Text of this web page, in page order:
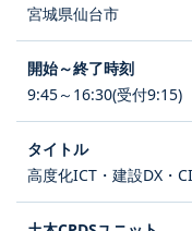
宮城県仙台市
9:45～16:30(受付9:15)
高度化ICT・建設DX・